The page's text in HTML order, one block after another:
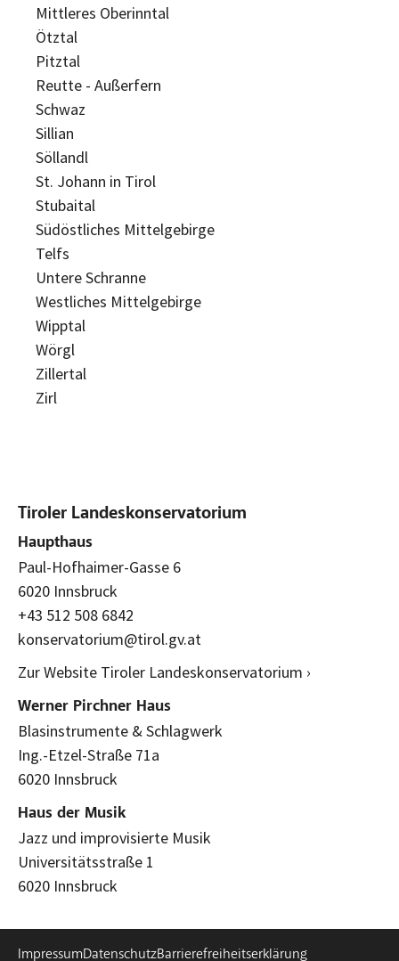
Mittleres Oberinntal
Ötztal
Pitztal
Reutte - Außerfern
Schwaz
Sillian
Söllandl
St. Johann in Tirol
Stubaital
Südöstliches Mittelgebirge
Telfs
Untere Schranne
Westliches Mittelgebirge
Wipptal
Wörgl
Zillertal
Zirl
Tiroler Landeskonservatorium
Haupthaus
Paul-Hofhaimer-Gasse 6
6020 Innsbruck
+43 512 508 6842
konservatorium@tirol.gv.at
Zur Website Tiroler Landeskonservatorium ›
Werner Pirchner Haus
Blasinstrumente & Schlagwerk
Ing.-Etzel-Straße 71a
6020 Innsbruck
Haus der Musik
Jazz und improvisierte Musik
Universitätsstraße 1
6020 Innsbruck
ImpressumDatenschutzBarrierefreiheitserklärung